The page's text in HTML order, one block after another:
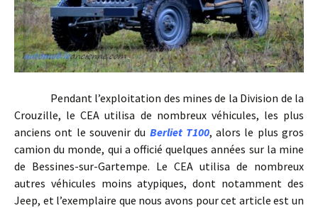
Pendant l’exploitation des mines de la Division de la
Crouzille, le CEA utilisa de nombreux véhicules, les plus
anciens ont le souvenir du Berliet T100, alors le plus gros
camion du monde, qui a officié quelques années sur la mine
de Bessines-sur-Gartempe. Le CEA utilisa de nombreux
autres véhicules moins atypiques, dont notamment des
Jeep, et l’exemplaire que nous avons pour cet article est un